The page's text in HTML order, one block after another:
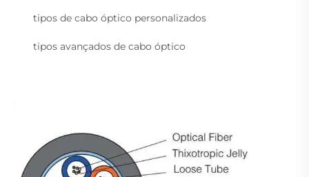
tipos de cabo óptico personalizados
tipos avançados de cabo óptico